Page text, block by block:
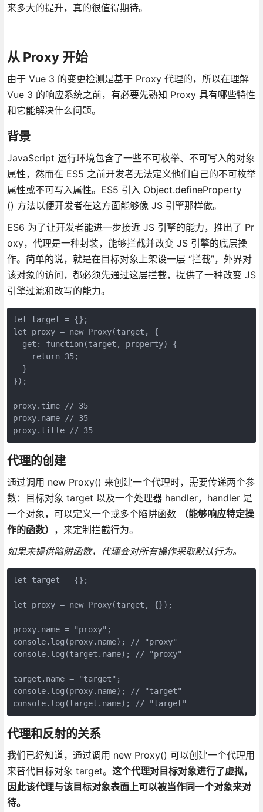
来多大的提升，真的很值得期待。
从 Proxy 开始
由于 Vue 3 的变更检测是基于 Proxy 代理的，所以在理解
Vue 3 的响应系统之前，有必要先熟知 Proxy 具有哪些特性
和它能解决什么问题。
背景
JavaScript 运行环境包含了一些不可枚举、不可写入的对象
属性，然而在 ES5 之前开发者无法定义他们自己的不可枚举
属性或不可写入属性。ES5 引入 Object.defineProperty
() 方法以便开发者在这方面能够像 JS 引擎那样做。
ES6 为了让开发者能进一步接近 JS 引擎的能力，推出了 Pr
oxy，代理是一种封装，能够拦截并改变 JS 引擎的底层操
作。简单的说，就是在目标对象上架设一层 “拦截”，外界对
该对象的访问，都必须先通过这层拦截，提供了一种改变 JS
引擎过滤和改写的能力。
let target = {};
let proxy = new Proxy(target, {
  get: function(target, property) {
    return 35;
  }
});
proxy.time // 35
proxy.name // 35
proxy.title // 35
代理的创建
通过调用 new Proxy() 来创建一个代理时，需要传递两个参
数：目标对象 target 以及一个处理器 handler，handler 是
一个对象，可以定义一个或多个陷阱函数
（能够响应特定操
作的函数） ，来定制拦截行为。
如果未提供陷阱函数，代理会对所有操作采取默认行为。
let target = {};
let proxy = new Proxy(target, {});
proxy.name = "proxy";
console.log(proxy.name); // "proxy"
console.log(target.name); // "proxy"
target.name = "target";
console.log(proxy.name); // "target"
console.log(target.name); // "target"
代理和反射的关系
我们已经知道，通过调用 new Proxy() 可以创建一个代理用
来替代目标对象 target。 这个代理对目标对象进行了虚拟，
因此该代理与该目标对象表面上可以被当作同一个对象来对
待。